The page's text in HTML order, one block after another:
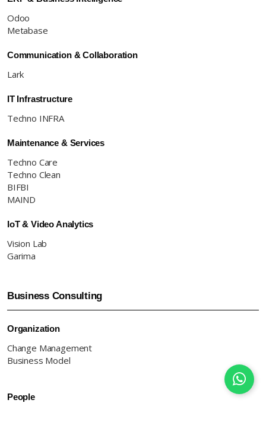
Odoo
Metabase
Communication & Collaboration
Lark
IT Infrastructure
Techno INFRA
Maintenance & Services
Techno Care
Techno Clean
BIFBI
MAIND
IoT & Video Analytics
Vision Lab
Garima
Business Consulting
Organization
Change Management
Business Model
People